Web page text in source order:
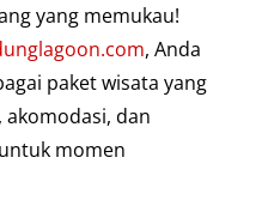
yang memukau!
, Anda
paket wisata yang
dan
momen